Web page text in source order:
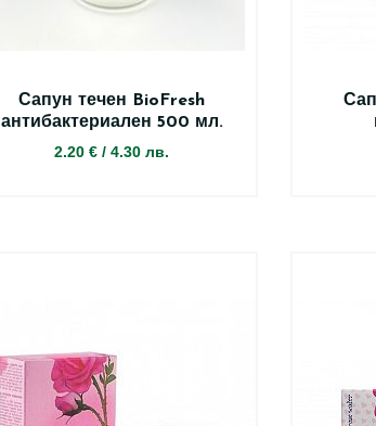
Сапун течен BioFresh
антибактериален 500 мл.
2.20 € / 4.30 лв.